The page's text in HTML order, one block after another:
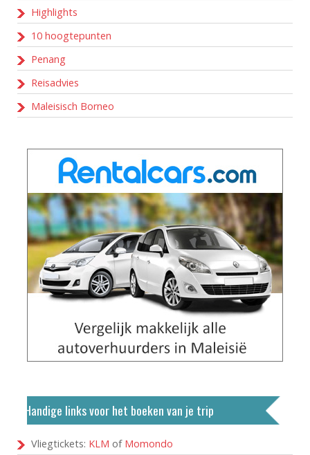
Highlights
10 hoogtepunten
Penang
Reisadvies
Maleisisch Borneo
Handige links voor het boeken van je trip
Vliegtickets: KLM of Momondo